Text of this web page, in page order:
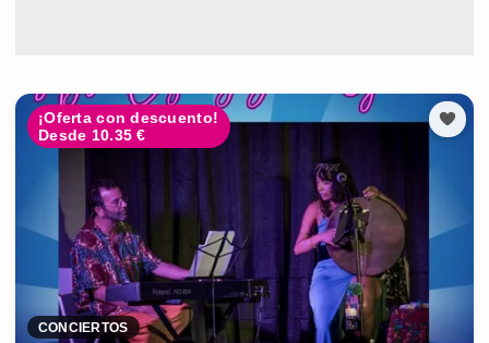
¡Oferta con descuento!
Desde 10.35 €
CONCIERTOS